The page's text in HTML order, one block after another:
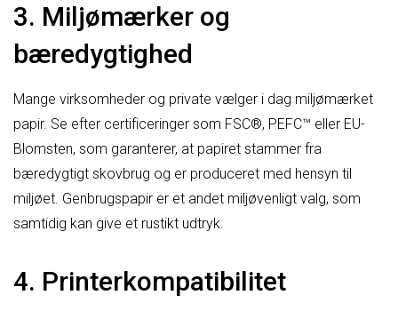
3. Miljømærker og
bæredygtighed
Mange virksomheder og private vælger i dag miljømærket
papir. Se efter certificeringer som FSC®, PEFC™ eller EU-
Blomsten, som garanterer, at papiret stammer fra
bæredygtigt skovbrug og er produceret med hensyn til
miljøet. Genbrugspapir er et andet miljøvenligt valg, som
samtidig kan give et rustikt udtryk.
4. Printerkompatibilitet